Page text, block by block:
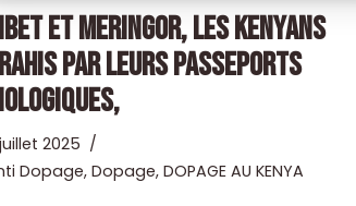
ET MERINGOR, LES KENYANS
PAR LEURS PASSEPORTS
2025
Dopage, Dopage, DOPAGE AU KENYA